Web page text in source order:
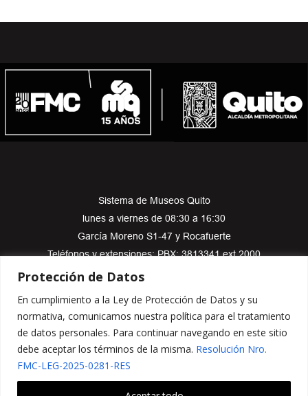
Protección de Datos
En cumplimiento a la Ley de Protección de Datos y su
normativa, comunicamos nuestra política para el tratamiento
de datos personales. Para continuar navegando en este sitio
debe aceptar los términos de la misma. Resolución Nro.
FMC-LEG-2025-0281-RES
Sistema de Museos Quito
lunes a viernes de 08:30 a 16:30
García Moreno S1-47 y Rocafuerte
Teléfonos y extensiones: PBX: 3813341 ext 2000
sistemamuseosquito@fmcquito.gob.ec
Copyright © 2025 Sistema de Museos Quito . Todos los Derechos
Visitas